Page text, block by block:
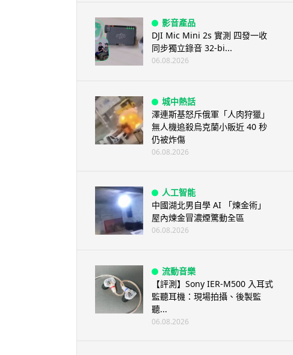
影音產品
DJI Mic Mini 2s 實測 四發一收
同步獨立錄音 32-bi...
06.08.2026
城中熱話
澤連斯基怒斥俄軍「人肉狩獵」
無人機追殺烏克蘭小販近 40 秒
仍被炸傷
06.08.2026
人工智能
中國湖北男自學 AI 「煉金術」
屋內煉金冒濃煙驚動全區
06.08.2026
流動音樂
【評測】Sony IER-M500 入耳式
監聽耳機：現場拍攝、後製監
聽...
06.08.2026